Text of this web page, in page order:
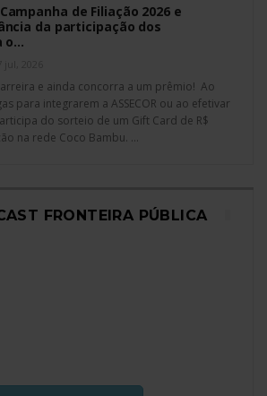
Campanha de Filiação 2026 e
da participação dos
o…
e ainda concorra a um prêmio! Ao
para integrarem a ASSECOR ou ao efetivar
do sorteio de um Gift Card de R$
na rede Coco Bambu. …
FRONTEIRA PÚBLICA